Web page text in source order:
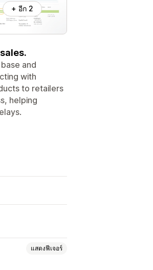
+ อีก 2
and
with
to retailers
helping
แสดงฟีเจอร์